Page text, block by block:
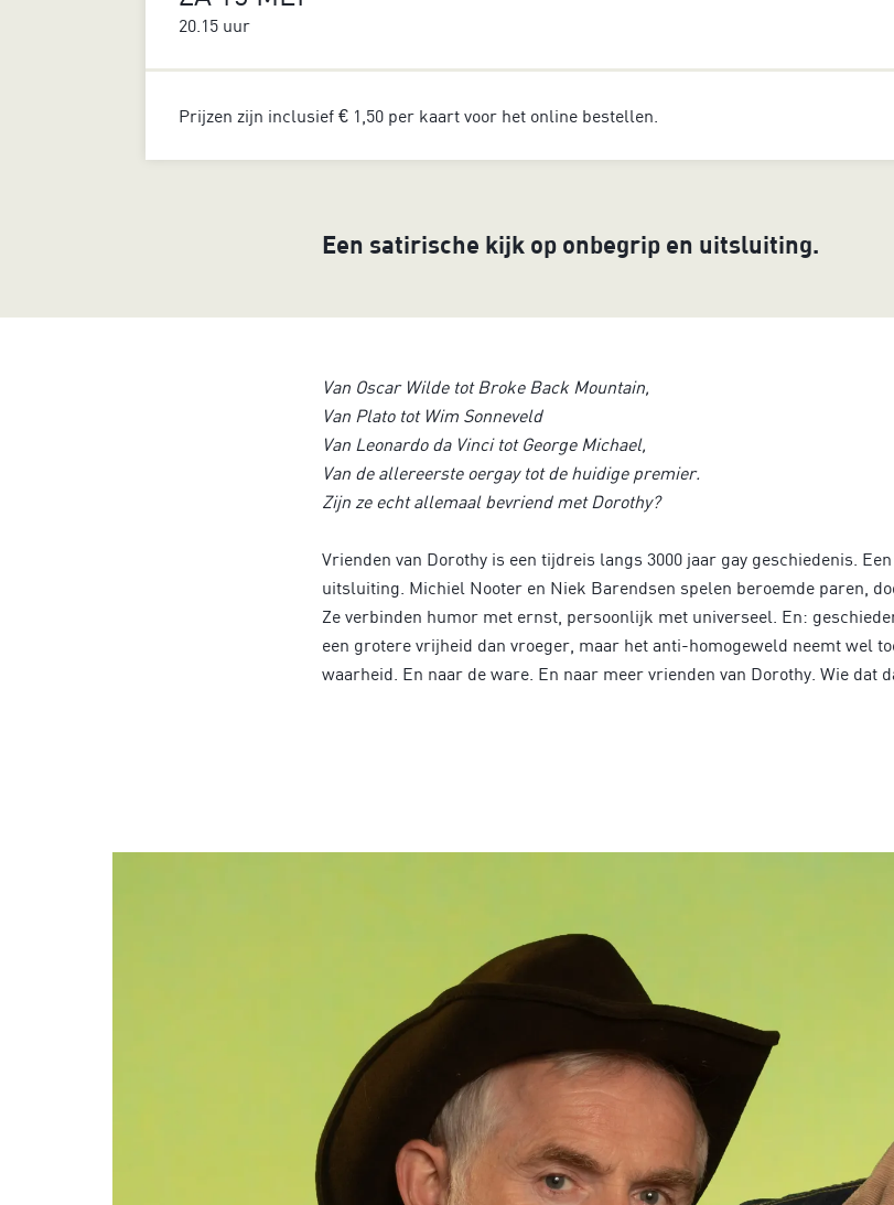
20.15 uur
Prijzen zijn inclusief € 1,50 per kaart voor het online bestellen.
Een satirische kijk op onbegrip en uitsluiting.
Van Oscar Wilde tot Broke Back Mountain,
Van Plato tot Wim Sonneveld
Van Leonardo da Vinci tot George Michael,
Van de allereerste oergay tot de huidige premier.
Zijn ze echt allemaal bevriend met Dorothy?
Vrienden van Dorothy is een tijdreis langs 3000 jaar gay geschiedenis.
uitsluiting. Michiel Nooter en Niek Barendsen spelen beroemde paren,
Ze verbinden humor met ernst, persoonlijk met universeel. En:
een grotere vrijheid dan vroeger, maar het anti-homogeweld neemt wel
waarheid. En naar de ware. En naar meer vrienden van Dorothy. Wie dat